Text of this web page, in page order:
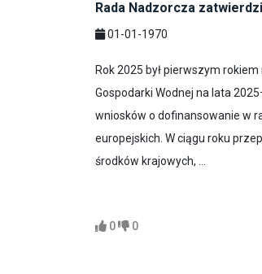
Rada Nadzorcza
01-01-1970
Rok 2025 był pierwszym
Gospodarki Wodnej na lata
wniosków o dofinansowanie w
europejskich. W ciągu roku
środków krajowych, ...
0
0